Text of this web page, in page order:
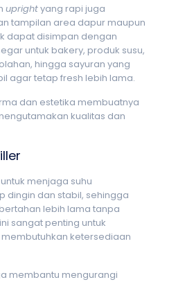
uprightyang rapi juga
tampilan area dapur maupun
dapat disimpan dengan
untuk bakery, produk susu,
hingga sayuran yang
agar tetap fresh lebih lama.
dan estetika membuatnya
kualitas dan
menjaga suhu
dingin dan stabil, sehingga
lebih lama tanpa
sangat penting untuk
ketersediaan
membantu mengurangi